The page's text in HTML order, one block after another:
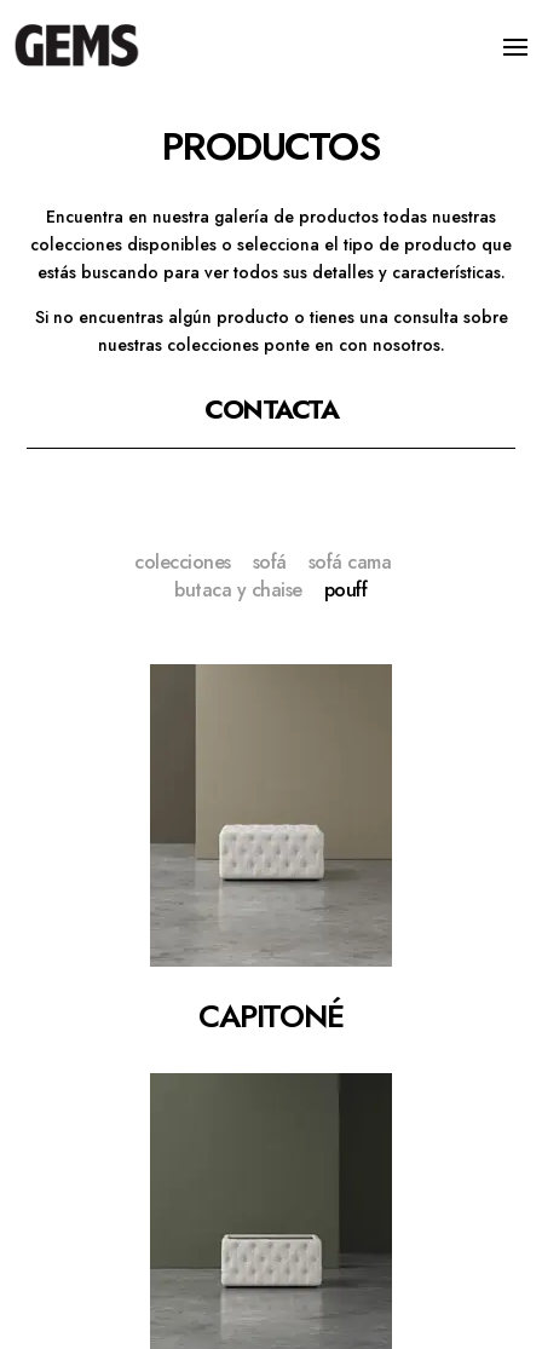
PRODUCTOS
Encuentra en nuestra galería de productos todas nuestras
colecciones disponibles o selecciona el tipo de producto que
estás buscando para ver todos sus detalles y características.
Si no encuentras algún producto o tienes una consulta sobre
nuestras colecciones ponte en con nosotros.
CONTACTA
colecciones sofá
sofá cama
butaca y chaise
pouff
CAPITONÉ